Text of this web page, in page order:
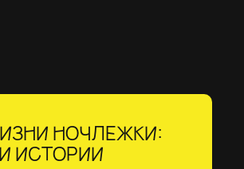
НОЧЛЕЖКИ:
ИСТОРИИ